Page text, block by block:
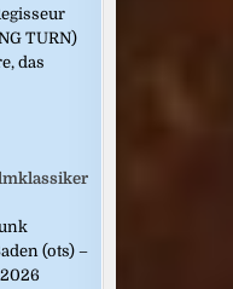
TURN)
das
(ots) –